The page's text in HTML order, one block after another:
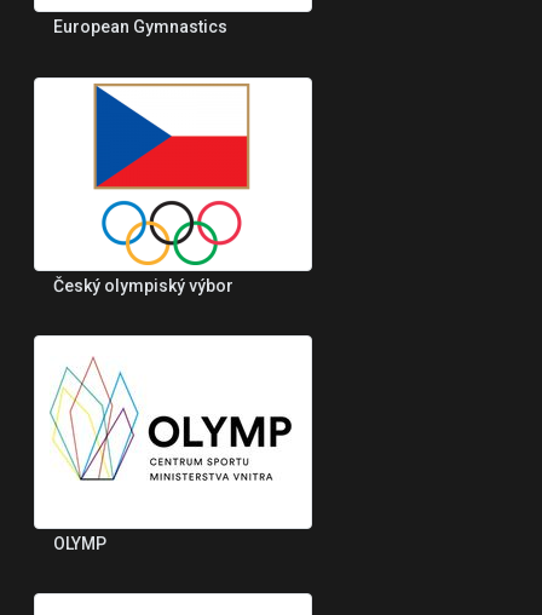
European Gymnastics
Český olympiský výbor
OLYMP